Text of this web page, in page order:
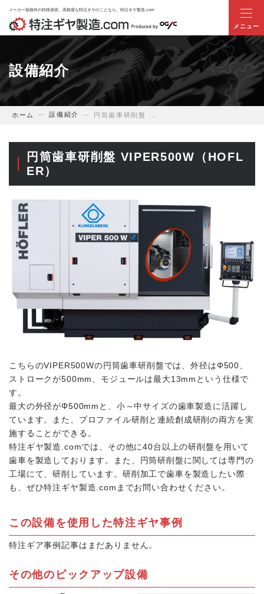
メーカー規格外の特殊形状、高精度な特注ギヤのことなら、特注ギヤ製造.com
ホーム
当サイトについて
商品・サービス
技術提案事例
お役立ち情報
よくある質問
設備紹介
動画ライブラリ
Instagram
工場見学
新着情報
お問い合わせ
運営会社 サイトマップ プライバシーポリシー
設備紹介
ホーム 設備紹介
円筒歯車研削盤 VIPER500W（HOFL
ER）
こちらのVIPER500Wの円筒歯車研削盤では、外径はΦ500、
ストロークが500mm、モジュールは最大13mmという仕様で
す。
最大の外径がΦ500mmと、小～中サイズの歯車製造に活躍し
ています。また、プロファイル研削と連続創成研削の両方を実
施することができる。
特注ギヤ製造.comでは、その他に40台以上の研削盤を用いて
歯車を製造しております。また、円筒研削盤に関しては専門の
工場にて、研削しています。研削加工で歯車を製造したい際
も、ぜひ特注ギヤ製造.comまでお問い合わせください。
この設備を使用した特注ギヤ事例
特注ギア事例記事はまだありません。
その他のピックアップ設備